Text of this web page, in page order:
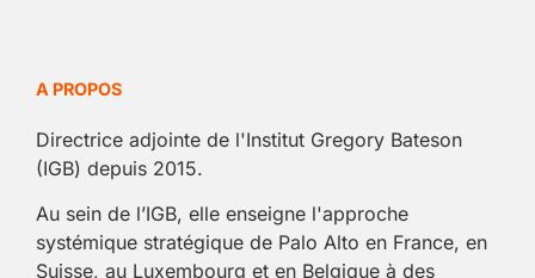
A PROPOS
Directrice adjointe de l'Institut Gregory Bateson
(IGB) depuis 2015.
Au sein de l’IGB, elle enseigne l'approche
systémique stratégique de Palo Alto en France, en
Suisse, au Luxembourg et en Belgique à des